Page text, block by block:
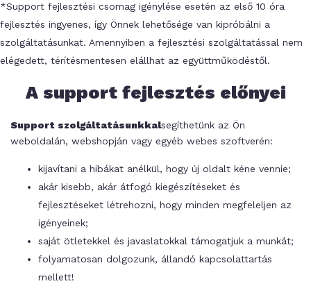
*Support fejlesztési csomag igénylése esetén az első 10 óra
fejlesztés ingyenes, így Önnek lehetősége van kipróbálni a
szolgáltatásunkat. Amennyiben a fejlesztési szolgáltatással nem
elégedett, térítésmentesen elállhat az együttműködéstől.
A support fejlesztés előnyei
Support szolgáltatásunkkalsegíthetünk az Ön
weboldalán, webshopján vagy egyéb webes szoftverén:
kijavítani a hibákat anélkül, hogy új oldalt kéne vennie;
akár kisebb, akár átfogó kiegészítéseket és
fejlesztéseket létrehozni, hogy minden megfeleljen az
igényeinek;
saját ötletekkel és javaslatokkal támogatjuk a munkát;
folyamatosan dolgozunk, állandó kapcsolattartás
mellett!